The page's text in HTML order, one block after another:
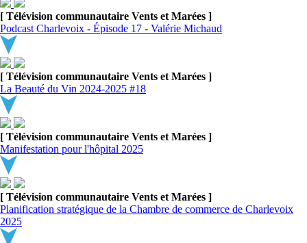
[ Télévision communautaire Vents et Marées ]
Podcast Charlevoix - Épisode 17 - Valérie Michaud
[ Télévision communautaire Vents et Marées ]
La Beauté du Vin 2024-2025 #18
[ Télévision communautaire Vents et Marées ]
Manifestation pour l'hôpital 2025
[ Télévision communautaire Vents et Marées ]
Planification stratégique de la Chambre de commerce de Charlevoix
2025